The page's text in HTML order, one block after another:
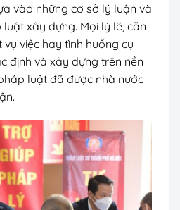
vào những cơ sở lý luận và
xây dựng. Mọi lý lẽ, căn
việc hay tình huống cụ
định và xây dựng trên nền
luật đã được nhà nước